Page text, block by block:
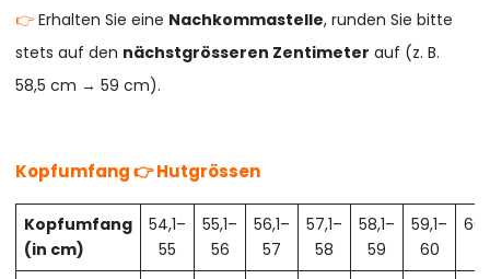
👉Erhalten Sie eine Nachkommastelle, runden Sie bitte
stets auf den nächstgrösseren Zentimeter auf (z. B.
58,5 cm → 59 cm).
Kopfumfang 👉 Hutgrössen
Kopfumfang
(in cm)
54,1–
55
55,1–
56
56,1–
57
57,1–
58
58,1–
59
59,1–
60